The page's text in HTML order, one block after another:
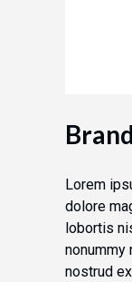
Lorem
dolore
lobortis
nonummy
nostrud